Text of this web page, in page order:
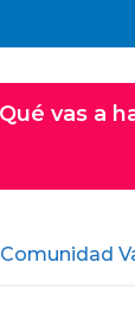
Comunidad